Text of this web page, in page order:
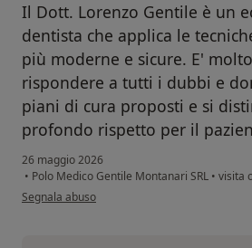
Il Dott. Lorenzo Gentile è un
dentista che applica le
più moderne e sicure. E'
rispondere a tutti i dubbi e
piani di cura proposti e si
profondo rispetto per il
26 maggio 2026
• Polo Medico Gentile Montanari SRL • visita
secondo l'opinione dell'utente Il tuo account è
Segnala abuso